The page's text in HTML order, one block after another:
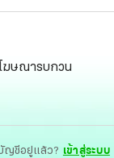
ฆษณารบกวน
ญชีอยู่แล้ว? เข้าสู่ระบบ